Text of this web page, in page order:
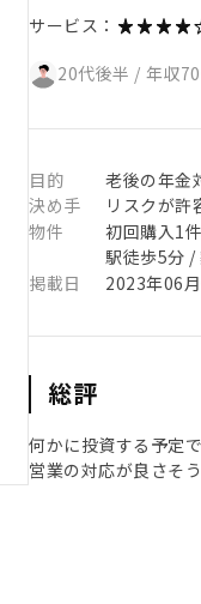
サービス：
20代後半 / 年収
目的
老後の年金
決め手
リスクが許
物件
初回購入1件
駅徒歩5分
掲載日
2023年06
総評
何かに投資する予定
営業の対応が良さそ